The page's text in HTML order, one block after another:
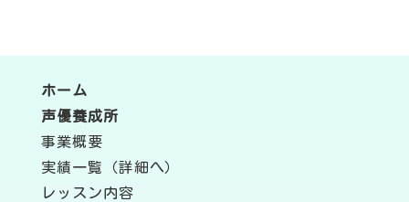
ホーム
声優養成所
事業概要
実績一覧（詳細へ）
レッスン内容